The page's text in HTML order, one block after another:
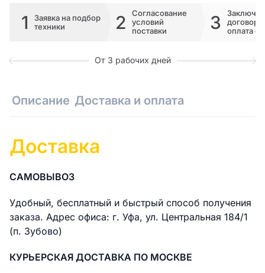
1
Заявка на подбор
техники
2
Согласование
условий
поставки
3
договора
оплата
От 3 рабочих дней
Описание Доставка и оплата
Доставка
САМОВЫВОЗ
Удобный, бесплатный и быстрый способ получения
заказа. Адрес офиса: г. Уфа, ул. Центральная 184/1
(п. Зубово)
КУРЬЕРСКАЯ ДОСТАВКА ПО МОСКВЕ